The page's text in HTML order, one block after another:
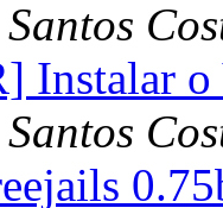
Instalar